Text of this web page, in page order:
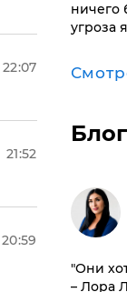
22:07
21:52
20:59
ничего
угроза
"Они
– Лора